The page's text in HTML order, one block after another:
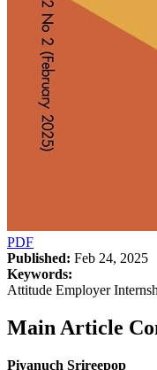
PDF
Published: Feb 24, 2025
Keywords:
Attitude Employer
Main Article
Piyanuch Srireepop